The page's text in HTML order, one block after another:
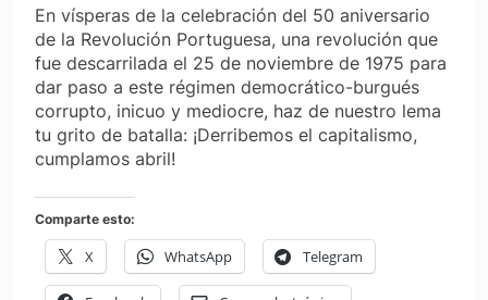
En vísperas de la celebración del 50 aniversario
de la Revolución Portuguesa, una revolución que
fue descarrilada el 25 de noviembre de 1975 para
dar paso a este régimen democrático-burgués
corrupto, inicuo y mediocre, haz de nuestro lema
tu grito de batalla: ¡Derribemos el capitalismo,
cumplamos abril!
Comparte esto:
X WhatsApp Telegram